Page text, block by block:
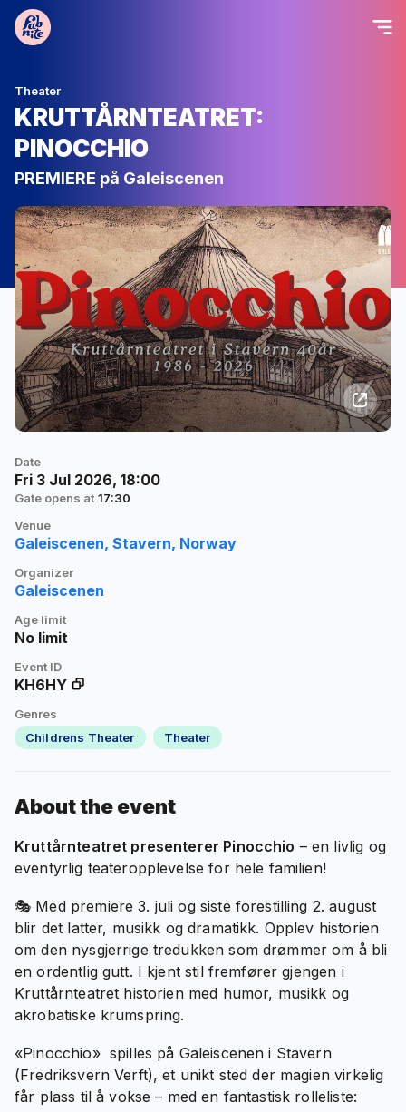
Theater
KRUTTÅRNTEATRET:
PINOCCHIO
PREMIERE på Galeiscenen
Date
Fri 3 Jul 2026, 18:00
Gate opens at 17:30
Venue
Galeiscenen, Stavern, Norway
Organizer
Galeiscenen
Age limit
No limit
Event ID
KH6HY
Genres
Childrens Theater
Theater
About the event
Kruttårnteatret presenterer Pinocchio – en livlig og
eventyrlig teateropplevelse for hele familien!
🎭 Med premiere 3. juli og siste forestilling 2. august
blir det latter, musikk og dramatikk. Opplev historien
om den nysgjerrige tredukken som drømmer om å bli
en ordentlig gutt. I kjent stil fremfører gjengen i
Kruttårnteatret historien med humor, musikk og
akrobatiske krumspring.
«Pinocchio» spilles på Galeiscenen i Stavern
(Fredriksvern Verft), et unikt sted der magien virkelig
får plass til å vokse – med en fantastisk rolleliste: